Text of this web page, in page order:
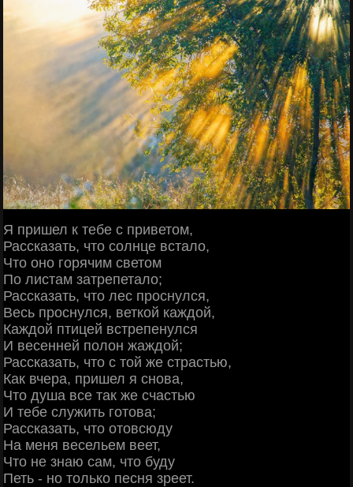
Я пришел к тебе с приветом,
Рассказать, что солнце встало,
Что оно горячим светом
По листам затрепетало;
Рассказать, что лес проснулся,
Весь проснулся, веткой каждой,
Каждой птицей встрепенулся
И весенней полон жаждой;
Рассказать, что с той же страстью,
Как вчера, пришел я снова,
Что душа все так же счастью
И тебе служить готова;
Рассказать, что отовсюду
На меня весельем веет,
Что не знаю сам, что буду
Петь - но только песня зреет.